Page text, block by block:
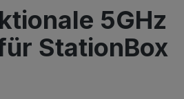
5GHz
StationBox